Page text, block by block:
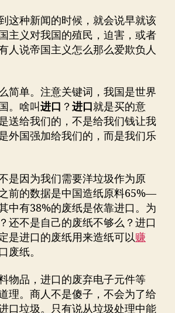
这种新闻的时候，就会说早就该
主义对我国的殖民，迫害，或者
人说帝国主义怎么那么爱欺负人
简单。注意关键词，我国是世界
国。啥叫进口 ？ 进口就是买的意
送给我们的，不是给我们钱让我
外国强加给我们的，而是我们乐
是因为我们需要洋垃圾作为原
前的数据是中国造纸原料65%—
中有38%的废纸是依靠进口。为
还不是自己的废纸不够么？进口
是进口的废纸用来造纸可以赚
废纸。
物品，进口的废弃电子元件等
理。商人不是傻子，不会为了给
口垃圾。只有说从垃圾处理中能